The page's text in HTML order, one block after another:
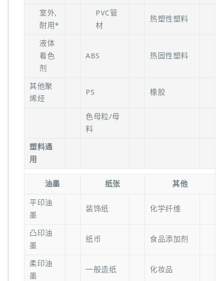
室外,
耐用*
PVC管
材
热塑性塑料
液体
着色
剂
ABS 热固性塑料
其他聚
烯烃
PS 橡胶
色母粒/母
料
塑料通
用
油墨 纸张 其他
平印油
墨
装饰纸 化学纤维
凸印油
墨
纸币 食品添加剂
柔印油
墨
一般造纸 化妆品